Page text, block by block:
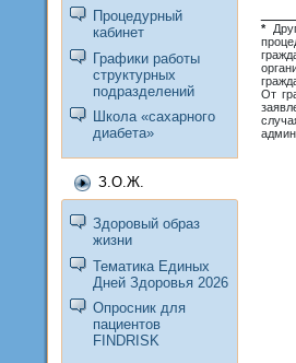
Процедурный
кабинет
Графики работы
структурных
подразделений
Школа «сахарного
диабета»
З.О.Ж.
Здоровый образ
жизни
Тематика Единых
Дней Здоровья 2026
Опросник для
пациентов
FINDRISK
*
От